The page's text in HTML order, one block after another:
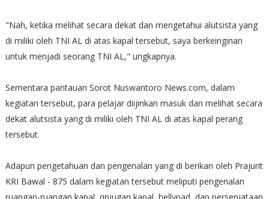
"Nah, ketika melihat secara dekat dan mengetahui alutsista yang
di miliki oleh TNI AL di atas kapal tersebut, saya berkeinginan
untuk menjadi seorang TNI AL," ungkapnya.
Sementara pantauan Sorot Nuswantoro News.com, dalam
kegiatan tersebut, para pelajar diijinkan masuk dan melihat secara
dekat alutsista yang di miliki oleh TNI AL di atas kapal perang
tersebut.
Adapun pengetahuan dan pengenalan yang di berikan oleh Prajurit
KRI Bawal - 875 dalam kegiatan tersebut meliputi pengenalan
ruangan-ruangan kapal, qnjugan kapal, hellypad, dan persenjataan